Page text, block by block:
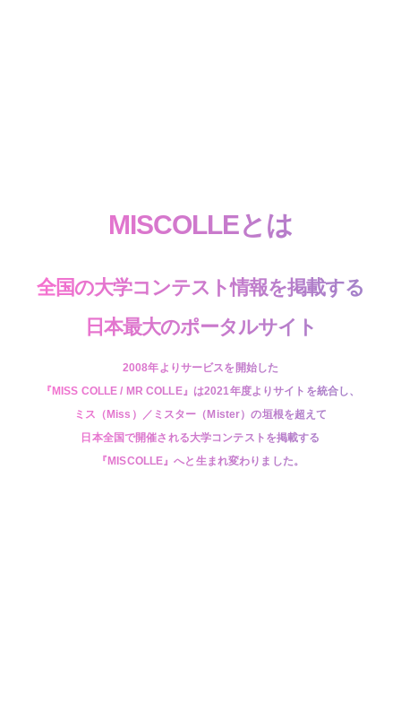
MISCOLLEとは
全国の大学コンテスト情報を掲載する
日本最大のポータルサイト
2008年よりサービスを開始した
『MISS COLLE / MR COLLE』は2021年度よりサイトを統合し、
ミス（Miss）／ミスター（Mister）の垣根を超えて
日本全国で開催される大学コンテストを掲載する
『MISCOLLE』へと生まれ変わりました。